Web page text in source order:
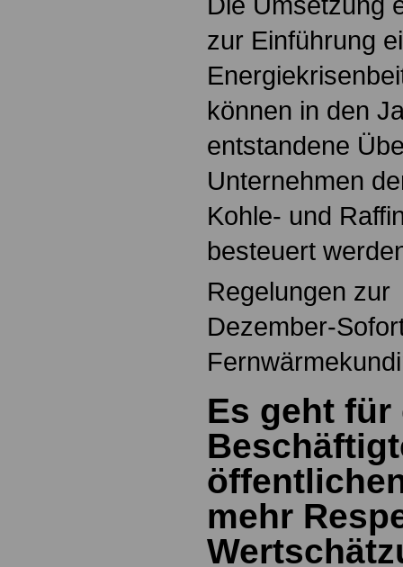
zur Einführung
können in den
entstandene
Unternehmen
Kohle- und
besteuert
Regelungen
Dezember-
Es geht für
mehr